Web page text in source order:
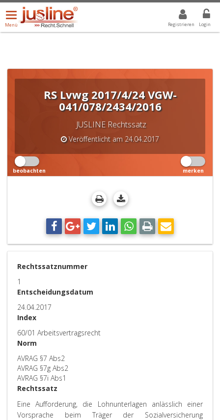
Registrieren Login
Menü
öffnen/schließen
Menü
ALLE DROPDOWN: GEWÄHLTER WERT IST ALLE
RS Lvwg 2017/4/24 VGW-
041/078/2434/2016
JUSLINE Rechtssatz
Veröffentlicht am 24.04.2017
beobachten merken
Rechtssatznummer
1
Entscheidungsdatum
24.04.2017
Index
60/01 Arbeitsvertragsrecht
Norm
AVRAG §7 Abs2
AVRAG §7g Abs2
AVRAG §7i Abs1
Rechtssatz
Eine Aufforderung, die Lohnunterlagen anlässlich einer
Vorsprache beim Träger der Sozialversicherung